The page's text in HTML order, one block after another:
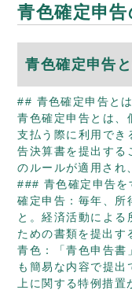
青色確定申
青色確定申告
## 青色確定申告とは
青色確定申告とは、
支払う際に利用でき
告決算書を提出する
のルールが適用され
### 青色確定申告を
確定申告：毎年、所
と。経済活動による
ための書類を提出す
青色：「青色申告書
も簡易な内容で提
上に関する特例措置